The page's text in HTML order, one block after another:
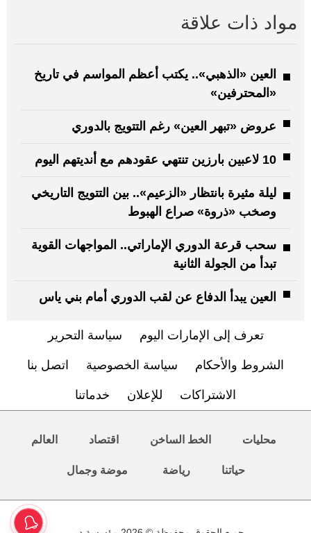
مواد ذات علاقة
العين «الذهبي».. يكتب أعظم المواسم في تاريخ
«المحترفين»
عروض «تبهر العين» رغم التتويج بالدوري
10 لاعبين بارزين تنتهي عقودهم مع أنديتهم اليوم
ليلة مثيرة بانتظار «الزعيم».. بين التتويج التاريخي
وصخب «ذروة» صراع الهبوط
سحب قرعة الدوري الإماراتي.. المواجهات القوية
تبدأ من الجولة الثانية
العين يبدأ الدفاع عن لقب الدوري أمام بني ياس
تعرف إلى الإمارات اليوم سياسة التحرير
الشروط والأحكام سياسة الخصوصية اتصل بنا
الاشتراكات للإعلان خدماتنا
محليات الخط الساخن اقتصاد العالم
حياتنا رياضة موضة وجمال